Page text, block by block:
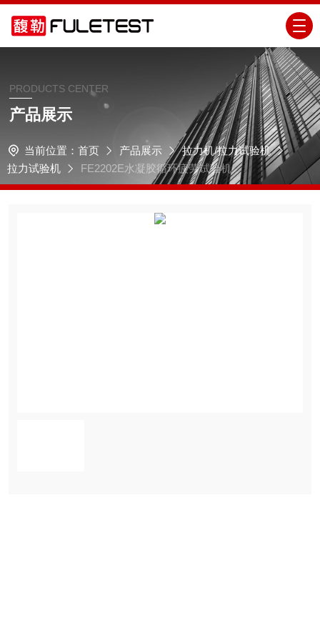
PRODUCTS CENTER
产品展示
当前位置： 首页 产品展示
拉力机/拉力试验机
拉力试验机
FE2202E水凝胶循环疲劳试验机